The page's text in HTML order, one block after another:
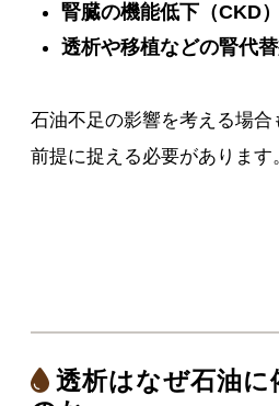
腎臓の機能低下（CKD
透析や移植などの腎代
石油不足の影響を考える場
前提に捉える必要があります
透析はなぜ石油に